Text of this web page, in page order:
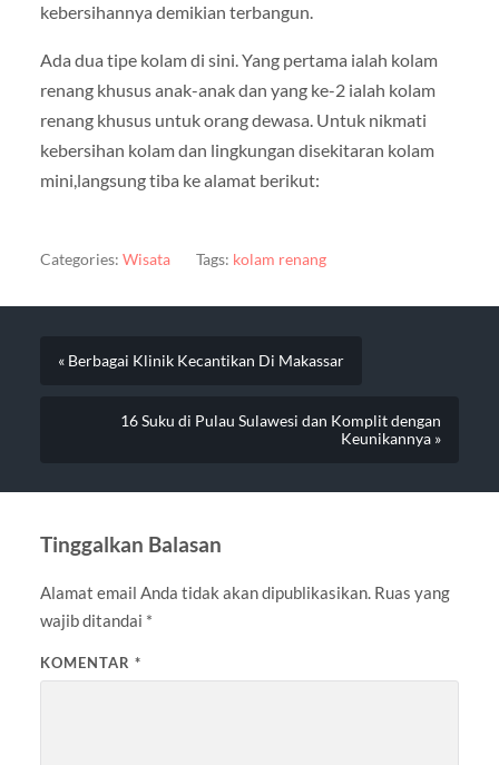
kebersihannya demikian terbangun.
Ada dua tipe kolam di sini. Yang pertama ialah kolam
renang khusus anak-anak dan yang ke-2 ialah kolam
renang khusus untuk orang dewasa. Untuk nikmati
kebersihan kolam dan lingkungan disekitaran kolam
mini,langsung tiba ke alamat berikut:
Categories: Wisata Tags: kolam renang
« Berbagai Klinik Kecantikan Di Makassar
16 Suku di Pulau Sulawesi dan Komplit dengan
Keunikannya »
Tinggalkan Balasan
Alamat email Anda tidak akan dipublikasikan. Ruas yang
wajib ditandai *
KOMENTAR *